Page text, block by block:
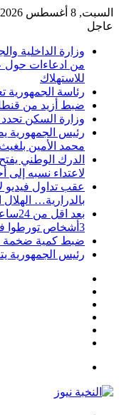
السبت, 8 أغسطس 2026
عاجل
وزارة الداخلية
من ادعاءات حول
للاستهلاك
رئاسة الجمهورية
ضبط أزيد من
وزارة السكن
رئيس الجمهورية
محمد الأمين بلغيث
الدرك الوطني
لاعتداء نسبه إلى
عقب تداول فيديو
بالدرارية…
بعد
3أشخاص تورطوا في الإعتداء على مواطن
ضبط كمية ضخمة
رئيس الجمهورية